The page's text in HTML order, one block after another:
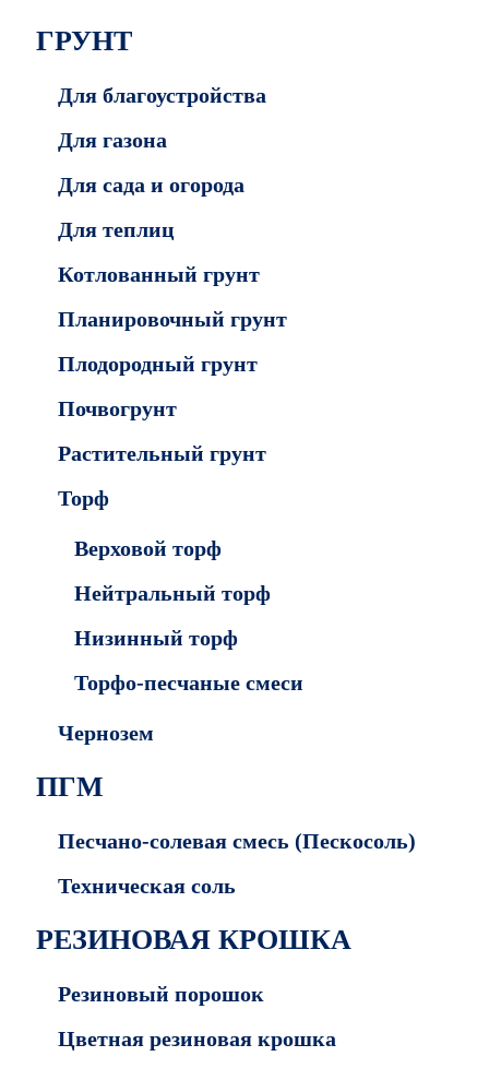
ГРУНТ
Для благоустройства
Для газона
Для сада и огорода
Для теплиц
Котлованный грунт
Планировочный грунт
Плодородный грунт
Почвогрунт
Растительный грунт
Торф
Верховой торф
Нейтральный торф
Низинный торф
Торфо-песчаные смеси
Чернозем
ПГМ
Песчано-солевая смесь (Пескосоль)
Техническая соль
РЕЗИНОВАЯ КРОШКА
Резиновый порошок
Цветная резиновая крошка